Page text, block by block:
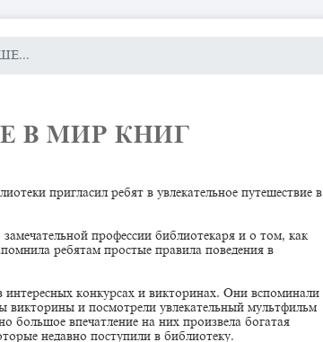
В МИР КНИГ
пригласил ребят в увлекательное путешествие в
профессии библиотекаря и о том, как
ребятам простые правила поведения в
интересных конкурсах и викторинах. Они вспоминали
викторины и посмотрели увлекательный мультфильм
большое впечатление на них произвела богатая
недавно поступили в библиотеку.